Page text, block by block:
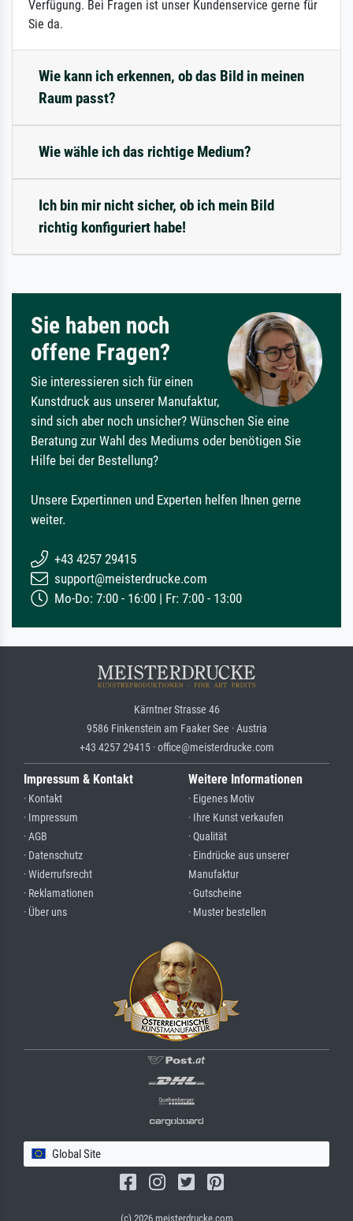
Verfügung. Bei Fragen ist unser Kundenservice gerne für
Sie da.
Wie kann ich erkennen, ob das Bild in meinen
Raum passt?
Wie wähle ich das richtige Medium?
Ich bin mir nicht sicher, ob ich mein Bild
richtig konfiguriert habe!
Sie haben noch
offene Fragen?
Sie interessieren sich für einen
Kunstdruck aus unserer Manufaktur,
sind sich aber noch unsicher? Wünschen Sie eine
Beratung zur Wahl des Mediums oder benötigen Sie
Hilfe bei der Bestellung?
Unsere Expertinnen und Experten helfen Ihnen gerne
weiter.
+43 4257 29415
support@meisterdrucke.com
Mo-Do: 7:00 - 16:00 | Fr: 7:00 - 13:00
Kärntner Strasse 46
9586 Finkenstein am Faaker See · Austria
+43 4257 29415 · office@meisterdrucke.com
Impressum & Kontakt
· Kontakt
· Impressum
· AGB
· Datenschutz
· Widerrufsrecht
· Reklamationen
· Über uns
Weitere Informationen
· Eigenes Motiv
· Ihre Kunst verkaufen
· Qualität
· Eindrücke aus unserer
Manufaktur
· Gutscheine
· Muster bestellen
Global Site
(c) 2026 meisterdrucke.com